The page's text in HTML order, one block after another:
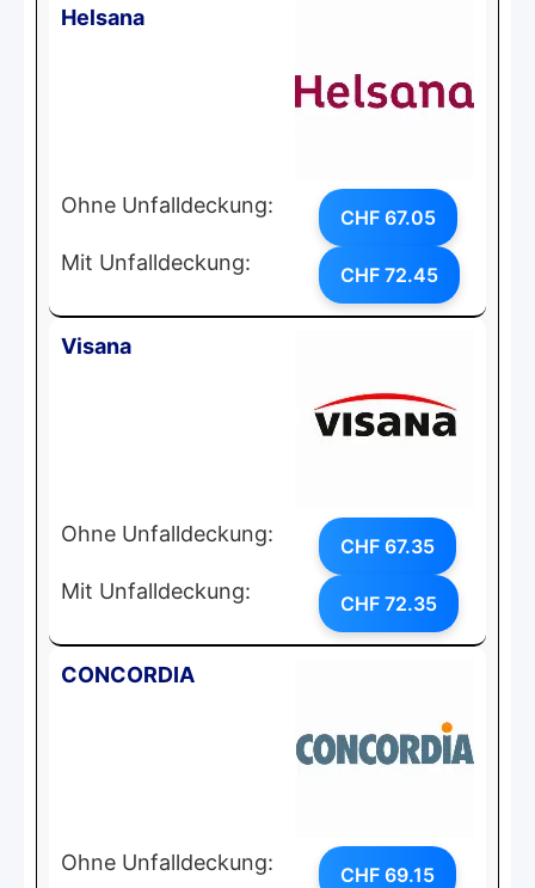
Helsana
Ohne Unfalldeckung: CHF 67.05
Mit Unfalldeckung: CHF 72.45
Visana
Ohne Unfalldeckung: CHF 67.35
Mit Unfalldeckung: CHF 72.35
CONCORDIA
Ohne Unfalldeckung: CHF 69.15